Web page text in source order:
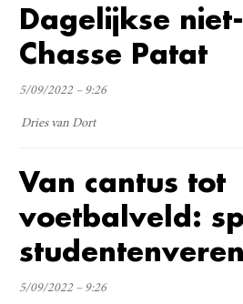
Dagelijkse
Chasse Patat
5/09/2022 – 9:26
Dries van Dort
Van cantus tot
voetbalveld:
5/09/2022 – 9:26